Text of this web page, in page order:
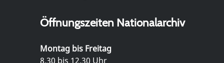
Öffnungszeiten Nationalarchiv
Montag bis Freitag
8.30 bis 12.30 Uhr